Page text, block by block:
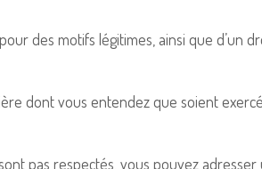
des motifs légitimes, ainsi que d’un
dont vous entendez que soient
pas respectés, vous pouvez adresser